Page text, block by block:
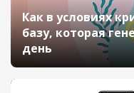
Как в условиях
базу, которая
день